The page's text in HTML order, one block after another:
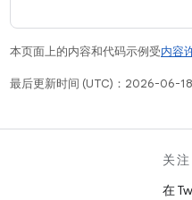
本页面上的内容和代码示例受内容
最后更新时间 (UTC)：2026-06-18
关注
在